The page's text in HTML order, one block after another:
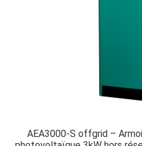
AEA3000-S offgrid –